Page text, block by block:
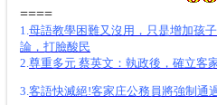
====
1. 母語教學困難又沒用，只是增加孩
論，打臉酸民
2. 尊重多元 蔡英文：執政後，確立客
3. 客語快滅絕!客家庄公務員將強制通